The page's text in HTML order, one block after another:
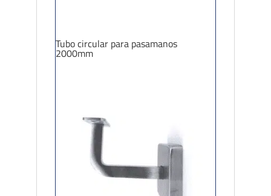
Tubo circular para pasamanos
2000mm